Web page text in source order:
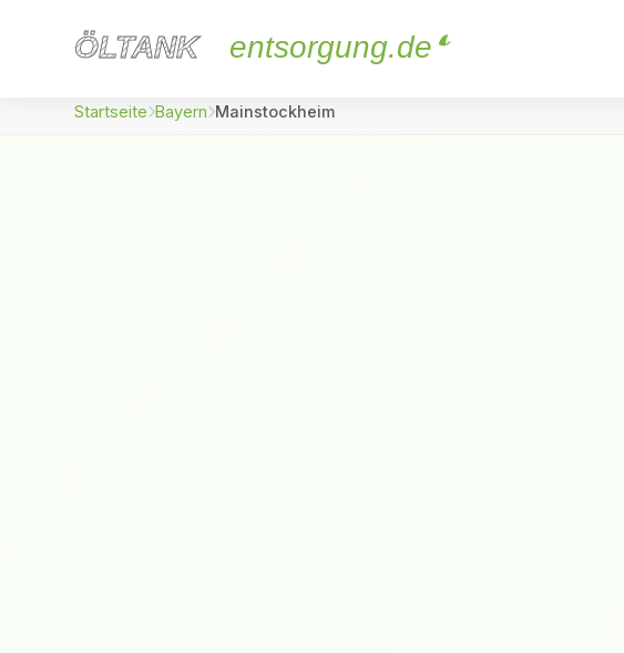
ÖLTANK
ÖLTANK entsorgung.de
Startseite Bayern Mainstockheim